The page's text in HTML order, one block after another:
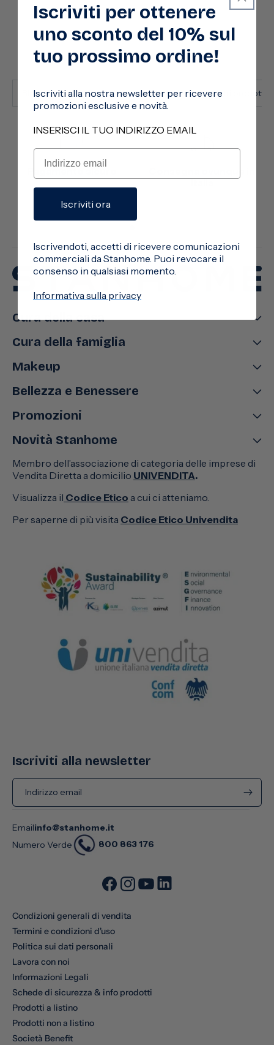
Vedi anche
Black Friday 2025 Cura della famiglia I nostri prodotti
Pagamento sicuro
Italia
Cura della casa
Cura della famiglia
Makeup
Bellezza e Benessere
Promozioni
Novità Stanhome
Membro dell’associazione di categoria delle imprese di
Vendita Diretta a domicilio UNIVENDITA.
Visualizza il Codice Etico a cui ci atteniamo.
Per saperne di più visita Codice Etico Univendita
Iscriviti alla newsletter
Indirizzo email
Emailinfo@stanhome.it
Numero Verde
800 863 176
Condizioni generali di vendita
Termini e condizioni d'uso
Politica sui dati personali
Lavora con noi
Informazioni Legali
Schede di sicurezza & info prodotti
Prodotti a listino
Prodotti non a listino
Società Benefit
Iscriviti per ottenere
uno sconto del 10% sul
tuo prossimo ordine!
Iscriviti alla nostra newsletter per ricevere
promozioni esclusive e novità.
INSERISCI IL TUO INDIRIZZO EMAIL
Iscriviti ora
Iscrivendoti, accetti di ricevere comunicazioni
commerciali da Stanhome. Puoi revocare il
consenso in qualsiasi momento.
Informativa sulla privacy